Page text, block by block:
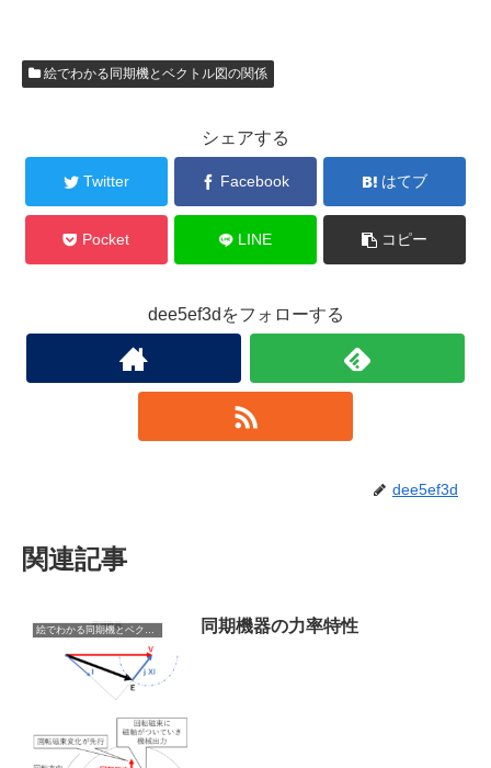
絵でわかる同期機とベクトル図の関係
シェアする
Twitter Facebook はてブ
Pocket LINE コピー
dee5ef3dをフォローする
dee5ef3d
関連記事
同期機器の力率特性